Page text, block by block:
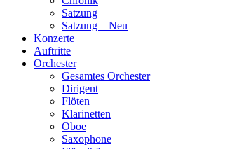
Satzung
Satzung – Neu
Konzerte
Auftritte
Orchester
Gesamtes Orchester
Dirigent
Flöten
Klarinetten
Oboe
Saxophone